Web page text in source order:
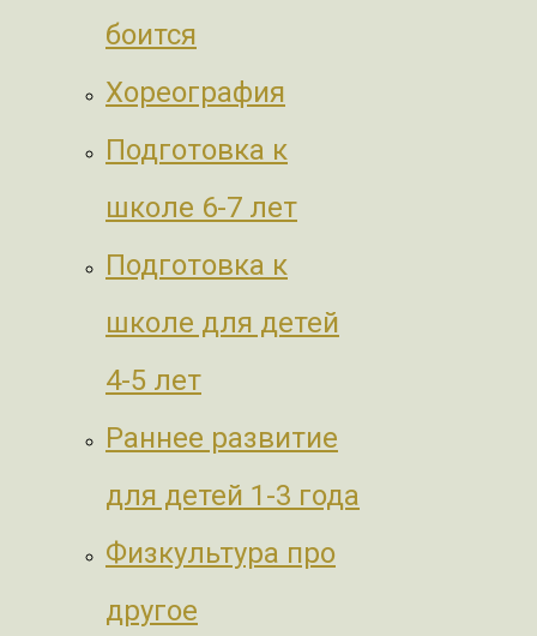
боится
Хореография
Подготовка к
школе 6-7 лет
Подготовка к
школе для детей
4-5 лет
Раннее развитие
для детей 1-3 года
Физкультура про
другое